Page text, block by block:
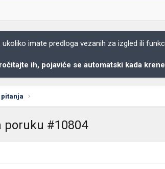
imate predloga vezanih za izgled ili
ih, pojaviće se automatski kada
poruku #10804